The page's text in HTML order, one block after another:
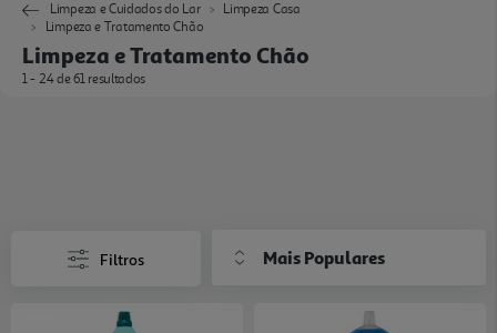
Limpeza e Cuidados do Lar
Limpeza Casa
Limpeza e Tratamento Chão
Limpeza e Tratamento Chão
1 - 24 de 61 resultados
Filtros Mais Populares